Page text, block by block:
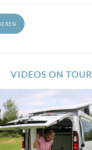
VIDEOS ON TOUR